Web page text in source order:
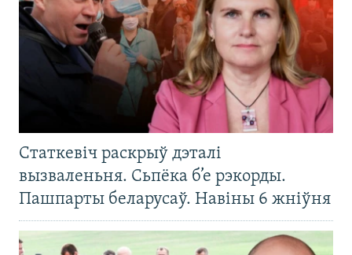
Статкевіч раскрыў дэталі
вызваленьня. Сьпёка б’е рэкорды.
Пашпарты беларусаў. Навіны 6 жніўня